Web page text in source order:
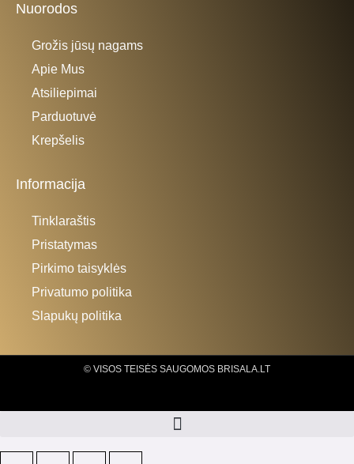
Nuorodos
Grožis jūsų nagams
Apie Mus
Atsiliepimai
Parduotuvė
Krepšelis
Informacija
Tinklaraštis
Pristatymas
Pirkimo taisyklės
Privatumo politika
Slapukų politika
© VISOS TEISĖS SAUGOMOS BRISALA.LT